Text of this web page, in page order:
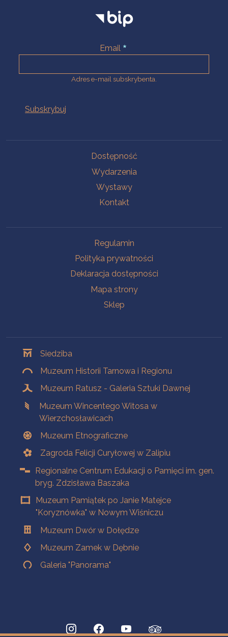
Email
Adres e-mail subskrybenta.
Dostępność
Wydarzenia
Wystawy
Kontakt
Regulamin
Polityka prywatności
Deklaracja dostępności
Mapa strony
Sklep
Siedziba
Muzeum Historii Tarnowa i Regionu
Muzeum Ratusz - Galeria Sztuki Dawnej
Muzeum Wincentego Witosa w
Wierzchosławicach
Muzeum Etnograficzne
Zagroda Felicji Curyłowej w Zalipiu
Regionalne Centrum Edukacji o Pamięci im. gen.
bryg. Zdzisława Baszaka
Muzeum Pamiątek po Janie Matejce
"Koryznówka" w Nowym Wiśniczu
Muzeum Dwór w Dołędze
Muzeum Zamek w Dębnie
Galeria "Panorama"